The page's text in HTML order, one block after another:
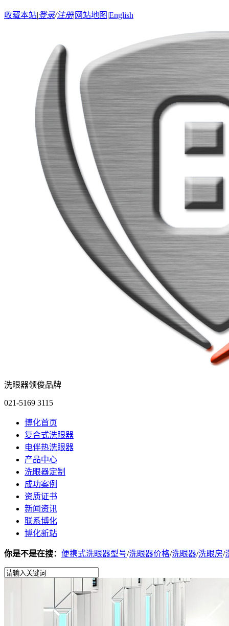
收藏本站|登录/注册| 网站地图 |English
洗眼器领俊品牌
021-5169 3115
博化首页
复合式洗眼器
电伴热洗眼器
产品中心
洗眼器定制
成功案例
资质证书
新闻资讯
联系博化
博化新站
你是不是在搜： 便携式洗眼器型号/洗眼器价格/洗眼器/洗眼房/